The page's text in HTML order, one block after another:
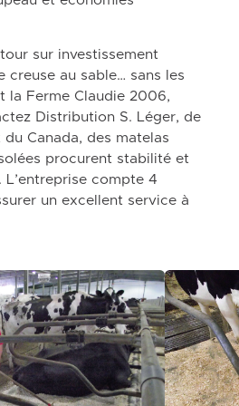
sur investissement
au sable… sans les
la Ferme Claudie 2006,
Distribution S. Léger, de
Canada, des matelas
procurent stabilité et
compte 4
un excellent service à